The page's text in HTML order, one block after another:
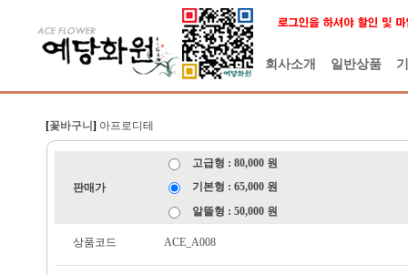
회사소개 일반상품
[꽃바구니 ] 아프로디테
판매가
고급형 : 80,000 원
기본형 : 65,000 원
알뜰형 : 50,000 원
상품코드 ACE_A008